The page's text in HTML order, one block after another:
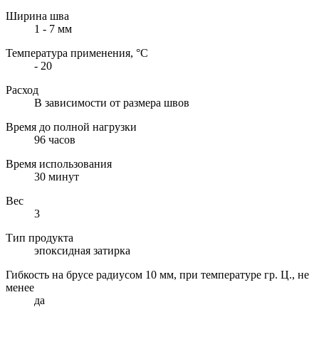
Ширина шва
1 - 7 мм
Температура применения, °С
- 20
Расход
В зависимости от размера швов
Время до полной нагрузки
96 часов
Время использования
30 минут
Вес
3
Тип продукта
эпоксидная затирка
Гибкость на брусе радиусом 10 мм, при температуре гр. Ц., не
менее
да